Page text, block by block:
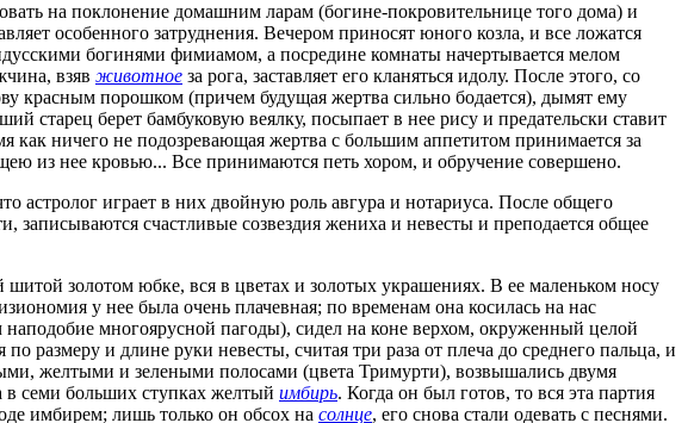
на поклонение домашним ларам (богине-покровительнице того дома) и
особенного затруднения. Вечером приносят юного козла, и все ложатся
богинями фимиамом, а посредине комнаты начертывается мелом
взяв животное за рога, заставляет его кланяться идолу. После этого, со
порошком (причем будущая жертва сильно бодается), дымят ему
старец берет бамбуковую веялку, посыпает в нее рису и предательски ставит
как ничего не подозревающая жертва с большим аппетитом принимается за
из нее кровью... Все принимаются петь хором, и обручение совершено.
астролог играет в них двойную роль авгура и нотариуса. После общего
счастливые созвездия жениха и невесты и преподается общее
золотом юбке, вся в цветах и золотых украшениях. В ее маленьком носу
у нее была очень плачевная; по временам она косилась на нас
многоярусной пагоды), сидел на коне верхом, окруженный целой
размеру и длине руки невесты, считая три раза от плеча до среднего пальца, и
желтыми и зелеными полосами (цвета Тримурти), возвышались двумя
в семи больших ступках желтый имбирь. Когда он был готов, то вся эта партия
имбирем; лишь только он обсох на солнце, его снова стали одевать с песнями.